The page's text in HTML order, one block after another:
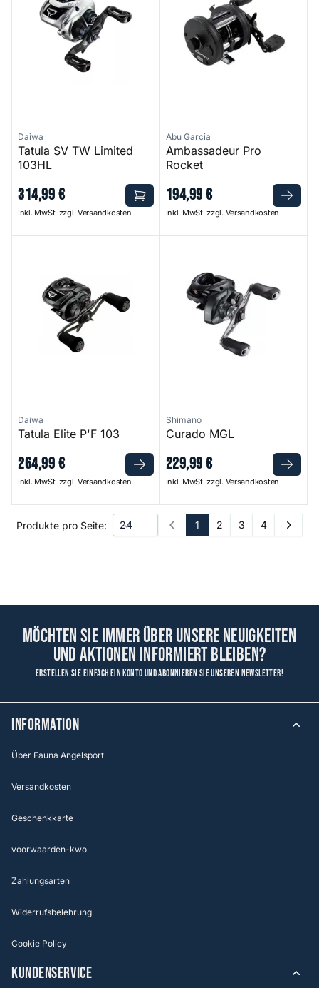
Daiwa
Tatula SV TW Limited
103HL
314,99€
Inkl. MwSt. zzgl. Versandkosten
Abu Garcia
Ambassadeur Pro
Rocket
194,99€
Inkl. MwSt. zzgl. Versandkosten
Daiwa
Tatula Elite P'F 103
264,99€
Inkl. MwSt. zzgl. Versandkosten
Shimano
Curado MGL
229,99€
Inkl. MwSt. zzgl. Versandkosten
Produkte pro Seite: Prev 1 2 3 4 Next
Möchten Sie immer über unsere Neuigkeiten
und Aktionen informiert bleiben?
Erstellen Sie einfach ein Konto und abonnieren Sie unseren Newsletter!
Information
Über Fauna Angelsport
Versandkosten
Geschenkkarte
voorwaarden-kwo
Zahlungsarten
Widerrufsbelehrung
Cookie Policy
KUNDENSERVICE